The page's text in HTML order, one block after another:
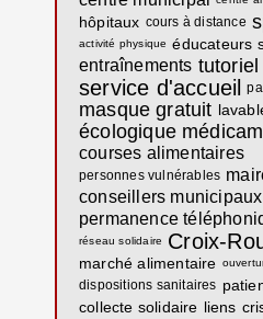
hôpitaux cours à distance
activité physique éducateurs
entraînements tutoriel
service d'accueil
masque gratuit
écologique
courses alimentaires
personnes vulnérables
conseillers municipaux
permanence
réseau solidaire Croix-
marché alimentaire
dispositions sanitaires
collecte solidaire liens